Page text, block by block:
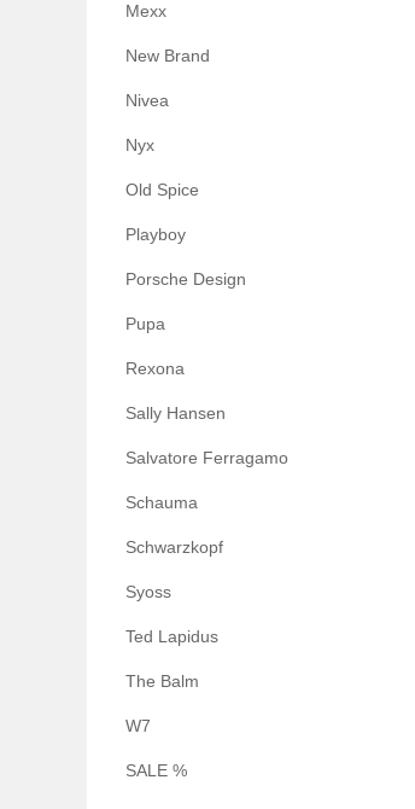
Mexx
New Brand
Nivea
Nyx
Old Spice
Playboy
Porsche Design
Pupa
Rexona
Sally Hansen
Salvatore Ferragamo
Schauma
Schwarzkopf
Syoss
Ted Lapidus
The Balm
W7
SALE %